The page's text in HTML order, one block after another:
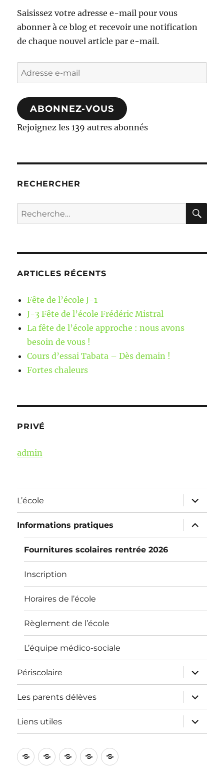
Saisissez votre adresse e-mail pour vous
abonner à ce blog et recevoir une notification
de chaque nouvel article par e-mail.
Adresse
e-
mail
ABONNEZ-VOUS
Rejoignez les 139 autres abonnés
RECHERCHER
Recherche
pour :
ARTICLES RÉCENTS
Fête de l’école J-1
J-3 Fête de l’école Frédéric Mistral
La fête de l’école approche : nous avons
besoin de vous !
Cours d’essai Tabata – Dès demain !
Fortes chaleurs
PRIVÉ
admin
L’école
ouvrir
le
sous-
menu
Informations pratiques
ouvrir
le
sous-
Fournitures scolaires rentrée 2026
Inscription
Horaires de l’école
Règlement de l’école
L’équipe médico-sociale
Périscolaire
ouvrir
le
sous-
menu
Les parents délèves
ouvrir
le
sous-
menu
Liens utiles
ouvrir
le
sous-
L’écoleInformations
Périscolaire
Les
Liens